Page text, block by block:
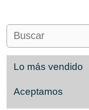
Lo más vendido
Aceptamos